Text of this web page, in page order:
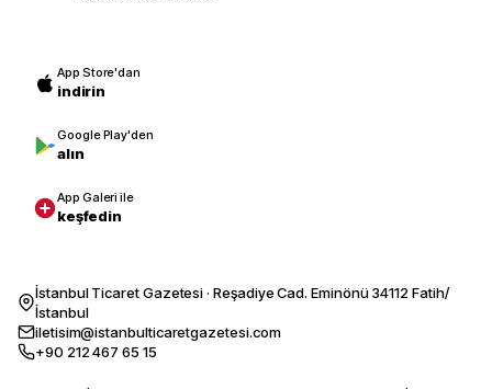
App Store'dan
indirin
Google Play'den
alın
App Galeri ile
keşfedin
İstanbul Ticaret Gazetesi · Reşadiye Cad. Eminönü 34112 Fatih/
İstanbul
iletisim@istanbulticaretgazetesi.com
+90 212 467 65 15